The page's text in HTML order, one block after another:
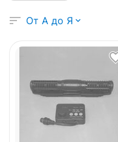
От А до Я